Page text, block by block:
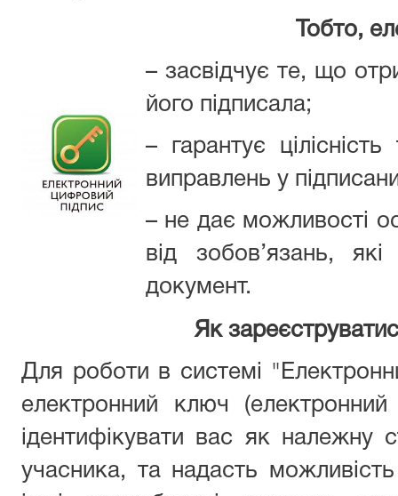
Тобто,
– засвідчує те, що
його підписала;
– гарантує
виправлень у
– не дає можливості
від зобов’язань,
документ.
Як
Для роботи в системі
електронний ключ
ідентифікувати вас як належну
учасника, та надасть